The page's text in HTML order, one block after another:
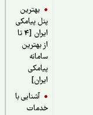
بهترین
پنل پیامکی
ایران [4 تا
از بهترین
سامانه
پیامکی
آشنایی با
خدمات